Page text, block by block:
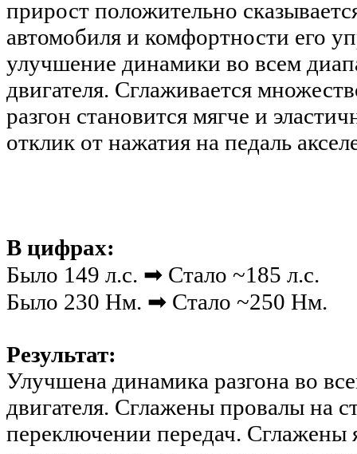
прирост положительно
автомобиля и комфортности его
улучшение динамики во всем
двигателя. Сглаживается
разгон становится мягче и
отклик от нажатия на педаль
В цифрах:
Было 149 л.с. ➡ Стало ~185 л.с.
Было 230 Нм. ➡ Стало ~250 Нм.
Результат:
Улучшена динамика разгона во
двигателя. Сглажены провалы на
переключении передач.